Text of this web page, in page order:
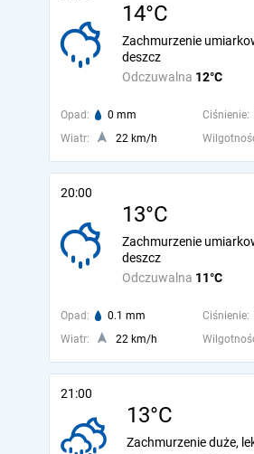
14°C
Odczuwalna 12°C
Zachmurzenie
deszcz
Opad: 0 mm Ciśnienie:
Wiatr:
22 km/h
20:00
13°C
Odczuwalna 11°C
Zachmurzenie
deszcz
Opad: 0.1 mm Ciśnienie:
Wiatr:
22 km/h
21:00
13°C
Zachmurzenie duże,